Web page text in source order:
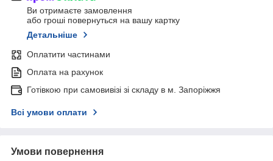
Ви отримаєте замовлення
або гроші повернуться на вашу картку
Детальніше
Оплатити частинами
Оплата на рахунок
Готівкою при самовивізі зі складу в м. Запоріжжя
Всі умови оплати
Умови повернення